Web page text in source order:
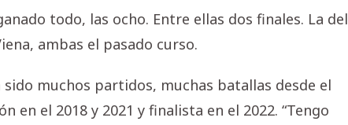
todo, las ocho. Entre ellas dos finales. La del
ambas el pasado curso.
muchos partidos, muchas batallas desde el
en el 2018 y 2021 y finalista en el 2022. “Tengo